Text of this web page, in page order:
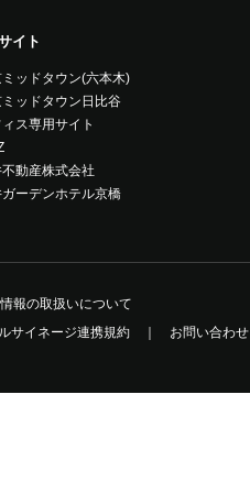
イト
ッドタウン(六本木)
ッドタウン日比谷
ス専用サイト
動産株式会社
ーデンホテル京橋
報の取扱いについて
サイネージ連携規約 お問い合わせ